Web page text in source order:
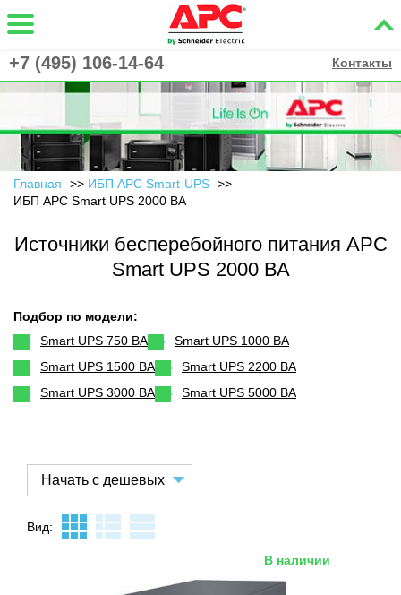
+7 (495) 106-14-64 Контакты
Главная
ИБП APC Smart-UPS
ИБП APC Smart UPS 2000 ВА
Источники бесперебойного питания APC
Smart UPS 2000 ВА
Подбор по модели:
Smart UPS 750 ВА
Smart UPS 1000 ВА
Smart UPS 1500 ВА
Smart UPS 2200 ВА
Smart UPS 3000 ВА
Smart UPS 5000 ВА
Вид:
В наличии